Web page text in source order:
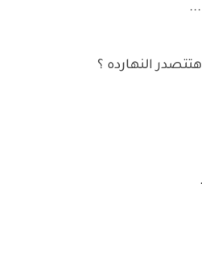
النهارده ؟